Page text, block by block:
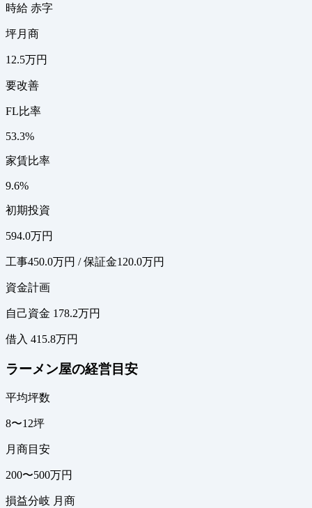
時給 赤字
坪月商
12.5万円
要改善
FL比率
53.3%
家賃比率
9.6%
初期投資
594.0万円
工事450.0万円 / 保証金120.0万円
資金計画
自己資金 178.2万円
借入 415.8万円
ラーメン屋の経営目安
平均坪数
8〜12坪
月商目安
200〜500万円
損益分岐 月商